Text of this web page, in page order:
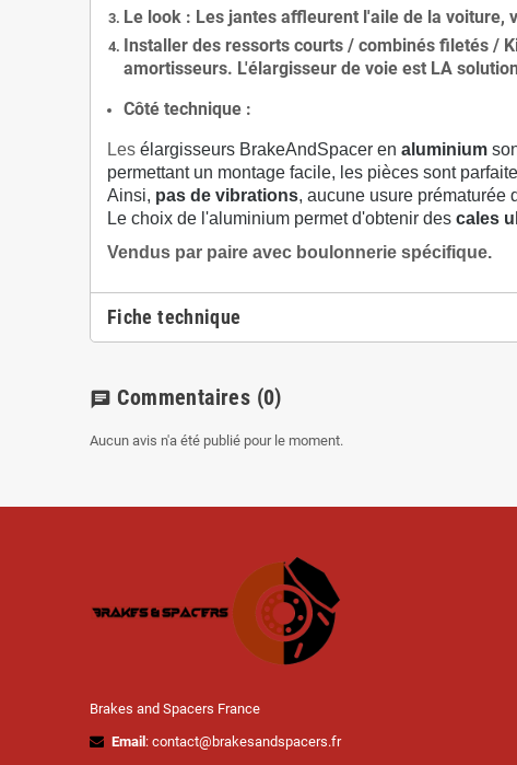
Le look : Les jantes affleurent l'aile de la voiture,
Installer des ressorts courts / combinés filetés /
amortisseurs. L'élargisseur de voie est LA solution
Côté technique :
Les élargisseurs BrakeAndSpacer en aluminium
permettant un montage facile, les pièces sont
Ainsi, pas de vibrations, aucune usure prématurée
Le choix de l'aluminium permet d'obtenir des cales
Vendus par paire avec boulonnerie spécifique.
Fiche technique
chat Commentaires (0)
Aucun avis n'a été publié pour le moment.
Brakes and Spacers France
Email : contact@brakesandspacers.fr